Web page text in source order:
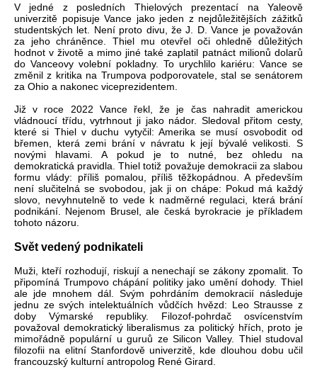
V jedné z posledních Thielových prezentací na Yaleově
univerzitě popisuje Vance jako jeden z nejdůležitějších zážitků
studentských let. Není proto divu, že J. D. Vance je považován
za jeho chráněnce. Thiel mu otevřel oči ohledně důležitých
hodnot v životě a mimo jiné také zaplatil patnáct milionů dolarů
do Vanceovy volební pokladny. To urychlilo kariéru: Vance se
změnil z kritika na Trumpova podporovatele, stal se senátorem
za Ohio a nakonec viceprezidentem.
Již v roce 2022 Vance řekl, že je čas nahradit americkou
vládnoucí třídu, vytrhnout ji jako nádor. Sledoval přitom cesty,
které si Thiel v duchu vytyčil: Amerika se musí osvobodit od
břemen, která zemi brání v návratu k její bývalé velikosti. S
novými hlavami. A pokud je to nutné, bez ohledu na
demokratická pravidla. Thiel totiž považuje demokracii za slabou
formu vlády: příliš pomalou, příliš těžkopádnou. A především
není slučitelná se svobodou, jak ji on chápe: Pokud má každý
slovo, nevyhnutelně to vede k nadměrné regulaci, která brání
podnikání. Nejenom Brusel, ale česká byrokracie je příkladem
tohoto názoru.
Svět vedený podnikateli
Muži, kteří rozhodují, riskují a nenechají se zákony zpomalit. To
připomíná Trumpovo chápání politiky jako umění dohody. Thiel
ale jde mnohem dál. Svým pohrdáním demokracií následuje
jednu ze svých intelektuálních vůdčích hvězd: Leo Strausse z
doby Výmarské republiky. Filozof-pohrdač osvícenstvím
považoval demokratický liberalismus za politický hřích, proto je
mimořádně populární u guruů ze Silicon Valley. Thiel studoval
filozofii na elitní Stanfordově univerzitě, kde dlouhou dobu učil
francouzský kulturní antropolog René Girard.